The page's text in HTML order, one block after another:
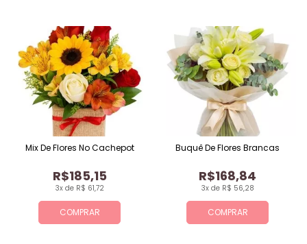
COMPRAR
3x de R$ 61,72
R$185,15
Mix De Flores No Cachepot
COMPRAR
3x de R$ 56,28
R$168,84
Buquê De Flores Brancas